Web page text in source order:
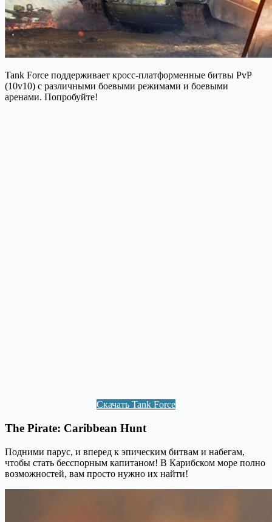
Tank Force поддерживает кросс-платформенные битвы PvP
(10v10) с различными боевыми режимами и боевыми
аренами. Попробуйте!
Скачать Tank Force
The Pirate: Caribbean Hunt
Подними парус, и вперед к эпическим битвам и набегам,
чтобы стать бесспорным капитаном! В Карибском море полно
возможностей, вам просто нужно их найти!